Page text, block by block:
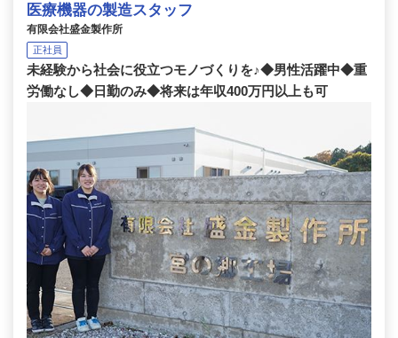
医療機器の製造スタッフ
有限会社盛金製作所
正社員
未経験から社会に役立つモノづくりを♪◆男性活躍中◆重
労働なし◆日勤のみ◆将来は年収400万円以上も可